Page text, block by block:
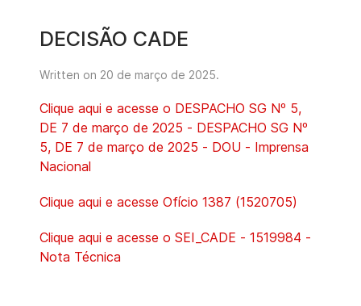
DECISÃO CADE
Written on 20 de março de 2025.
Clique aqui e acesse o DESPACHO SG Nº 5,
DE 7 de março de 2025 - DESPACHO SG Nº
5, DE 7 de março de 2025 - DOU - Imprensa
Nacional
Clique aqui e acesse Ofício 1387 (1520705)
Clique aqui e acesse o SEI_CADE - 1519984 -
Nota Técnica